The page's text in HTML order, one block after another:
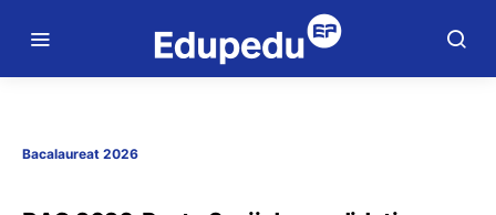
Bacalaureat 2026